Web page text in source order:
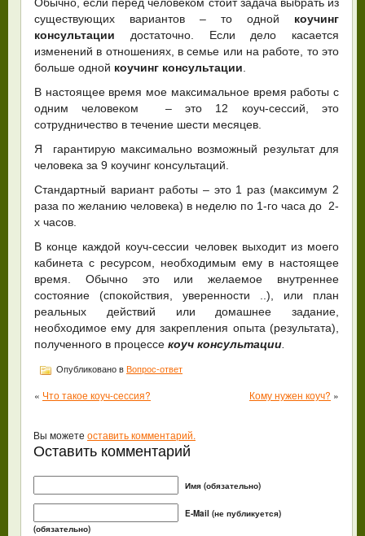
существующих вариантов – то одной коучинг
консультации достаточно. Если дело касается
изменений в отношениях, в семье или на работе, то это
больше одной коучинг консультации
В настоящее время мое максимальное время работы с
одним человеком – это 12 коуч-сессий, это
сотрудничество в течение шести месяцев.
Я гарантирую максимально возможный результат для
человека за 9 коучинг консультаций.
Стандартный вариант работы – это 1 раз (максимум 2
раза по желанию человека) в неделю по 1-го часа до 2-
х часов.
В конце каждой коуч-сессии человек выходит из моего
кабинета с ресурсом, необходимым ему в настоящее
время. Обычно это или желаемое внутреннее
состояние (спокойствия, уверенности ..), или план
реальных действий или домашнее задание,
необходимое ему для закрепления опыта (результата),
полученного в процессе коуч консультации
Опубликовано в Вопрос-ответ
« Что такое коуч-сессия? Кому нужен коуч? »
Вы можете оставить комментарий.
Оставить комментарий
Имя (обязательно)
E-Mail (не публикуется)
(обязательно)